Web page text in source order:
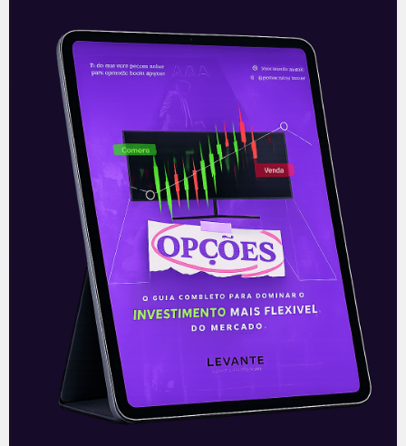
Zoom (ZM) divulga números
do 1T22
Zoom Video Communications (ZM),
plataforma de comunicação através de
videochamadas, apresentou nesta
terça-feira (1), após o fechamento do
mercado, seu resultado do primeiro
trimestre fiscal
Leia mais
02/06/2021